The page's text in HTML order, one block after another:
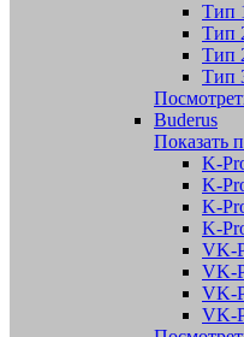
Тип
Тип
Тип
Тип
Buderus
Показать
K-
K-
K-
K-
VK-
VK-
VK-
VK-